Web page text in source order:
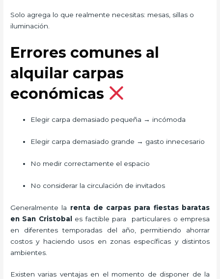
Solo agrega lo que realmente necesitas: mesas, sillas o
iluminación.
Errores comunes al
alquilar carpas
económicas
Elegir carpa demasiado pequeña → incómoda
Elegir carpa demasiado grande → gasto innecesario
No medir correctamente el espacio
No considerar la circulación de invitados
Generalmente la renta de carpas para fiestas baratas
en San Cristobales factible para particulares o empresa
en diferentes temporadas del año, permitiendo ahorrar
costos y haciendo usos en zonas específicas y distintos
ambientes.
Existen varias ventajas en el momento de disponer de la